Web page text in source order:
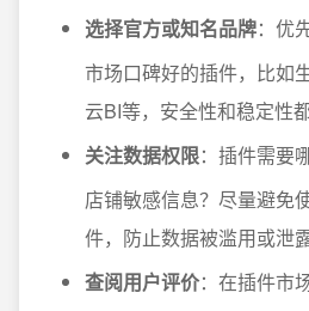
选择官方或知名品牌：优
市场口碑好的插件，比如
云BI等，安全性和稳定性
关注数据权限：插件需要
店铺敏感信息？尽量避免
件，防止数据被滥用或泄露
查阅用户评价：在插件市